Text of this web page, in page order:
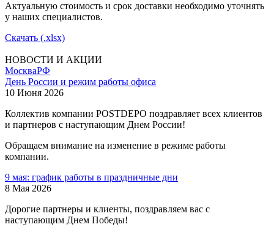
Актуальную стоимость и срок доставки необходимо уточнять
у наших специалистов.
Скачать (.xlsx)
НОВОСТИ И АКЦИИ
МоскваРФ
День России и режим работы офиса
10 Июня 2026
Коллектив компании POSTDEPO поздравляет всех клиентов
и партнеров с наступающим Днем России!
Обращаем внимание на изменение в режиме работы
компании.
9 мая: график работы в праздничные дни
8 Мая 2026
Дорогие партнеры и клиенты, поздравляем вас с
наступающим Днем Победы!